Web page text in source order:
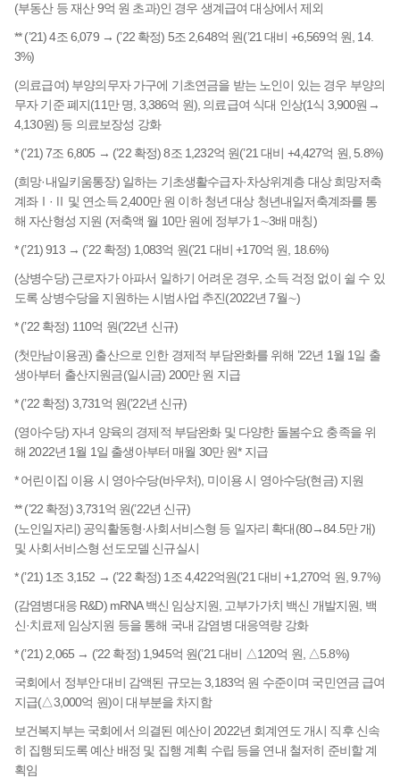
(부동산 등 재산 9억 원 초과)인 경우 생계급여 대상에서 제외
** (’21) 4조 6,079 → (’22 확정) 5조 2,648억 원(’21 대비 +6,569억 원, 14.
3%)
(의료급여) 부양의무자 가구에 기초연금을 받는 노인이 있는 경우 부양의
무자 기준 폐지(11만 명, 3,386억 원), 의료급여 식대 인상(1식 3,900원→
4,130원) 등 의료보장성 강화
* (’21) 7조 6,805 → (’22 확정) 8조 1,232억 원(’21 대비 +4,427억 원, 5.8%)
(희망·내일키움통장) 일하는 기초생활수급자·차상위계층 대상 희망저축
계좌Ⅰ·Ⅱ 및 연소득 2,400만 원 이하 청년 대상 청년내일저축계좌를 통
해 자산형성 지원 (저축액 월 10만 원에 정부가 1∼3배 매칭)
* (’21) 913 → (’22 확정) 1,083억 원(’21 대비 +170억 원, 18.6%)
(상병수당) 근로자가 아파서 일하기 어려운 경우, 소득 걱정 없이 쉴 수 있
도록 상병수당을 지원하는 시범사업 추진(2022년 7월∼)
* (’22 확정) 110억 원(’22년 신규)
(첫만남이용권) 출산으로 인한 경제적 부담완화를 위해 ’22년 1월 1일 출
생아부터 출산지원금(일시금) 200만 원 지급
* (’22 확정) 3,731억 원(’22년 신규)
(영아수당) 자녀 양육의 경제적 부담완화 및 다양한 돌봄수요 충족을 위
해 2022년 1월 1일 출생아부터 매월 30만 원* 지급
* 어린이집 이용 시 영아수당(바우처), 미이용 시 영아수당(현금) 지원
** (’22 확정) 3,731억 원(’22년 신규)
(노인일자리) 공익활동형·사회서비스형 등 일자리 확대(80→84.5만 개)
및 사회서비스형 선도모델 신규실시
* (’21) 1조 3,152 → (’22 확정) 1조 4,422억원(’21 대비 +1,270억 원, 9.7%)
(감염병대응 R&D) mRNA 백신 임상지원, 고부가가치 백신 개발지원, 백
신·치료제 임상지원 등을 통해 국내 감염병 대응역량 강화
* (’21) 2,065 → (’22 확정) 1,945억 원(’21 대비 △120억 원, △5.8%)
국회에서 정부안 대비 감액된 규모는 3,183억 원 수준이며 국민연금 급여
지급(△3,000억 원)이 대부분을 차지함
보건복지부는 국회에서 의결된 예산이 2022년 회계연도 개시 직후 신속
히 집행되도록 예산 배정 및 집행 계획 수립 등을 연내 철저히 준비할 계
획임